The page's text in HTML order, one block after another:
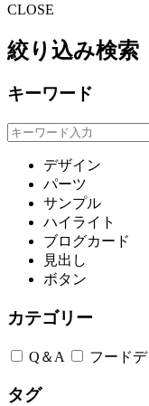
CLOSE
絞り込み検索
キーワード
デザイン
パーツ
サンプル
ハイライト
ブログカード
見出し
ボタン
カテゴリー
Q＆A フード
タグ